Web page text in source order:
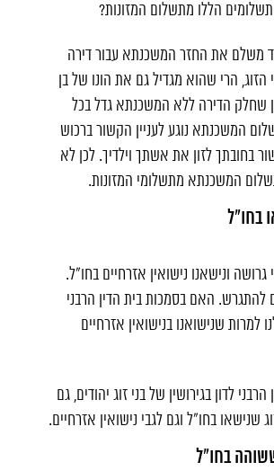
הללו מתשלום המזונות?
משלם את החזר המשכנתא עבור דירה
הזוג, הרי שהוא מגדיל גם את הונו של בן
שחלק הדירה ללא המשכנתא גדל בכל
המשכנתא נוגע לעניין הקשור ברכוש
בחובתך לזון את אשתך וילדיך. לכן לא
המשכנתא מתשלומי המזונות.
בחו"ל
גרושה ונישאנו נישואין אזרחיים בחו"ל.
להתגרש. האם בסמכות בית הדין הרבני
למרות שנישואנו בנישואין אזרחיים
לדון בגירושין של בני זוג יהודים, גם
שנישאו בחו"ל וגם לגבי נישואין אזרחיים.
בחו"ל